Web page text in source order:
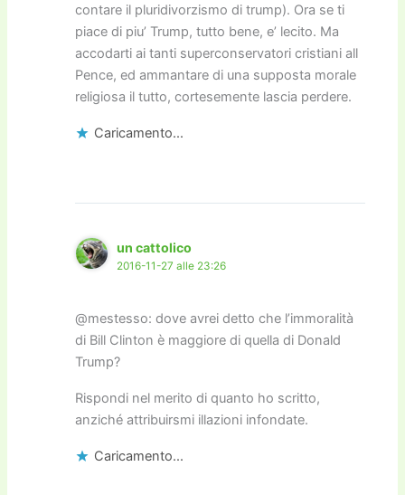
contare il pluridivorzismo di trump). Ora se ti
piace di piu’ Trump, tutto bene, e’ lecito. Ma
accodarti ai tanti superconservatori cristiani all
Pence, ed ammantare di una supposta morale
religiosa il tutto, cortesemente lascia perdere.
Caricamento...
un cattolico
2016-11-27 alle 23:26
@mestesso: dove avrei detto che l’immoralità
di Bill Clinton è maggiore di quella di Donald
Trump?
Rispondi nel merito di quanto ho scritto,
anziché attribuirsmi illazioni infondate.
Caricamento...